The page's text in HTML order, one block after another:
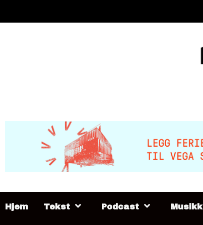
to
Hjem Tekst Podcast Musikk